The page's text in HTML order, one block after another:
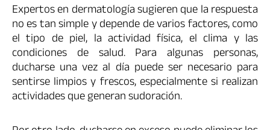
Expertos en dermatología sugieren que la respuesta
no es tan simple y depende de varios factores, como
el tipo de piel, la actividad física, el clima y las
condiciones de salud. Para algunas personas,
ducharse una vez al día puede ser necesario para
sentirse limpios y frescos, especialmente si realizan
actividades que generan sudoración.